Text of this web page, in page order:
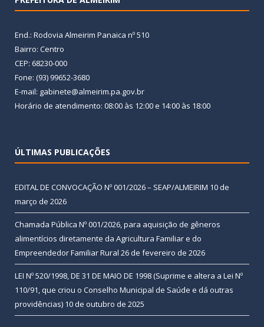
End.: Rodovia Almeirim Panaica nº 510
Bairro: Centro
CEP: 68230-000
Fone: (93) 99652-3680
E-mail: gabinete@almeirim.pa.gov.br
Horário de atendimento: 08:00 às 12:00 e 14:00 às 18:00
ÚLTIMAS PUBLICAÇÕES
EDITAL DE CONVOCAÇÃO Nº 001/2026 – SEAP/ALMEIRIM 10 de
março de 2026
Chamada Pública Nº 001/2026, para aquisição de gêneros
alimentícios diretamente da Agricultura Familiar e do
Empreendedor Familiar Rural 26 de fevereiro de 2026
LEI Nº 520/1998, DE 31 DE MAIO DE 1998 (Suprime e altera a Lei Nº
110/91, que criou o Conselho Municipal de Saúde e dá outras
providências) 10 de outubro de 2025